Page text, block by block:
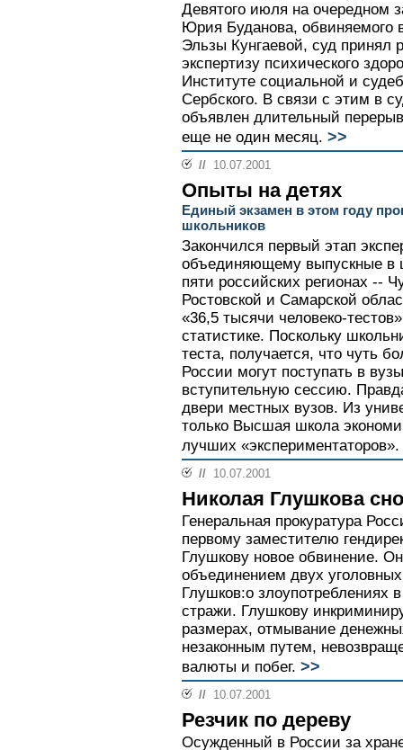
Девятого июля на очередном
Юрия Буданова, обвиняемого
Эльзы Кунгаевой, суд принял
экспертизу психического
Институте социальной и
Сербского. В связи с этим в
объявлен длительный
еще не один месяц. >>
// 10.07.2001
Опыты на детях
Единый экзамен в этом году
школьников
Закончился первый этап
объединяющему выпускные в
пяти российских регионах --
Ростовской и Самарской
«36,5 тысячи человеко-
статистике. Поскольку
теста, получается, что чуть
России могут поступать в
вступительную сессию.
двери местных вузов. Из
только Высшая школа
лучших «экспериментаторов».
// 10.07.2001
Николая Глушкова
Генеральная прокуратура
первому заместителю
Глушкову новое обвинение.
объединением двух
Глушков:о злоупотреблениях
стражи. Глушкову
размерах, отмывание
незаконным путем,
валюты и побег. >>
// 10.07.2001
Резчик по дереву
Осужденный в России за